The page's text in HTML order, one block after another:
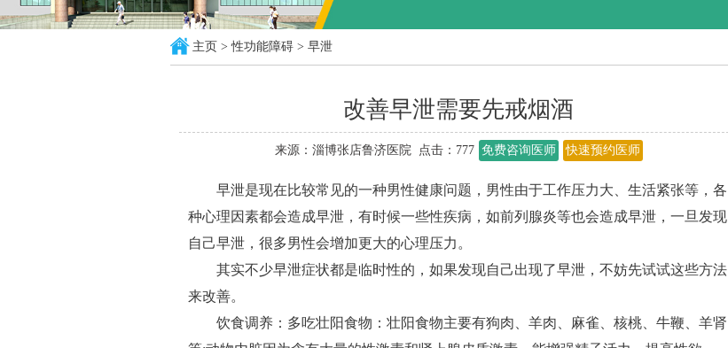
主页 >性功能障碍 > 早泄
改善早泄需要先戒烟酒
来源：淄博张店鲁济医院 点击： 777 免费咨询医师 快速预约医师
早泄是现在比较常见的一种男性健康问题，男性由于工作压力大、生活紧张等，各
种心理因素都会造成早泄，有时候一些性疾病，如前列腺炎等也会造成早泄，一旦发现
自己早泄，很多男性会增加更大的心理压力。
其实不少早泄症状都是临时性的，如果发现自己出现了早泄，不妨先试试这些方法
来改善。
饮食调养：多吃壮阳食物：壮阳食物主要有狗肉、羊肉、麻雀、核桃、牛鞭、羊肾